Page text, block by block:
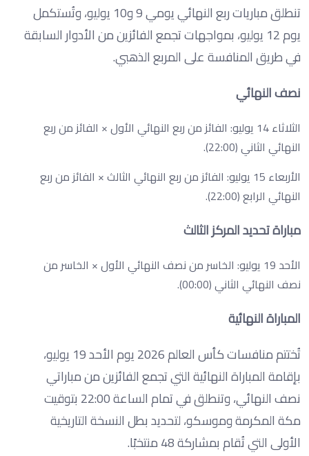
تنطلق مباريات ربع النهائي يومي 9 و10 يوليو، وتُستكمل
يوم 12 يوليو، بمواجهات تجمع الفائزين من الأدوار السابقة
في طريق المنافسة على المربع الذهبي.
نصف النهائي
الثلاثاء 14 يوليو: الفائز من ربع النهائي الأول × الفائز من ربع
النهائي الثاني (22:00).
الأربعاء 15 يوليو: الفائز من ربع النهائي الثالث × الفائز من ربع
النهائي الرابع (22:00).
مباراة تحديد المركز الثالث
الأحد 19 يوليو: الخاسر من نصف النهائي الأول × الخاسر من
نصف النهائي الثاني (00:00).
المباراة النهائية
تُختتم منافسات كأس العالم 2026 يوم الأحد 19 يوليو،
بإقامة المباراة النهائية التي تجمع الفائزين من مباراتي
نصف النهائي، وتنطلق في تمام الساعة 22:00 بتوقيت
مكة المكرمة وموسكو، لتحديد بطل النسخة التاريخية
الأولى التي تُقام بمشاركة 48 منتخبًا.